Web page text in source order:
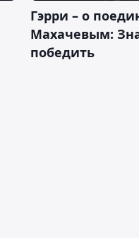
Гэрри – о
Махачевым:
победить